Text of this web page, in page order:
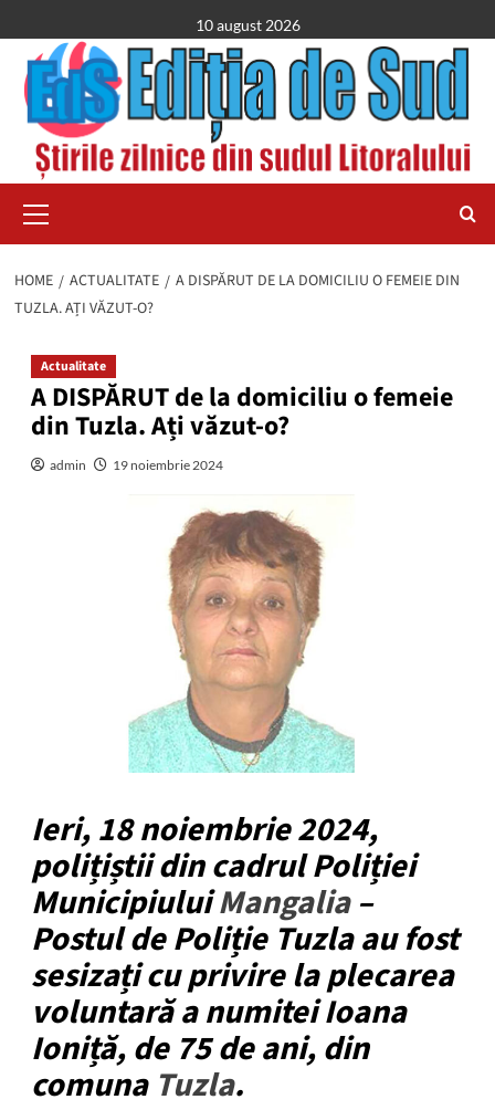
to
content
10 august 2026
Menu
HOME ACTUALITATE
A DISPĂRUT DE LA DOMICILIU O FEMEIE DIN
TUZLA. AȚI VĂZUT-O?
Actualitate
A DISPĂRUT de la domiciliu o femeie
din Tuzla. Ați văzut-o?
admin 19 noiembrie 2024
Ieri, 18 noiembrie 2024,
polițiștii din cadrul Poliției
MunicipiuluiMangalia–
Postul de Poliție Tuzla au fost
sesizați cu privire la plecarea
voluntară a numitei Ioana
Ioniță, de 75 de ani, din
comuna Tuzla.